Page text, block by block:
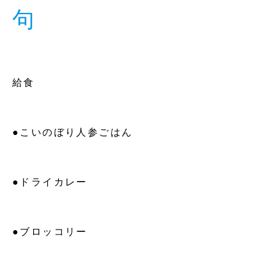
句
給食
●こいのぼり人参ごはん
●ドライカレー
●ブロッコリー